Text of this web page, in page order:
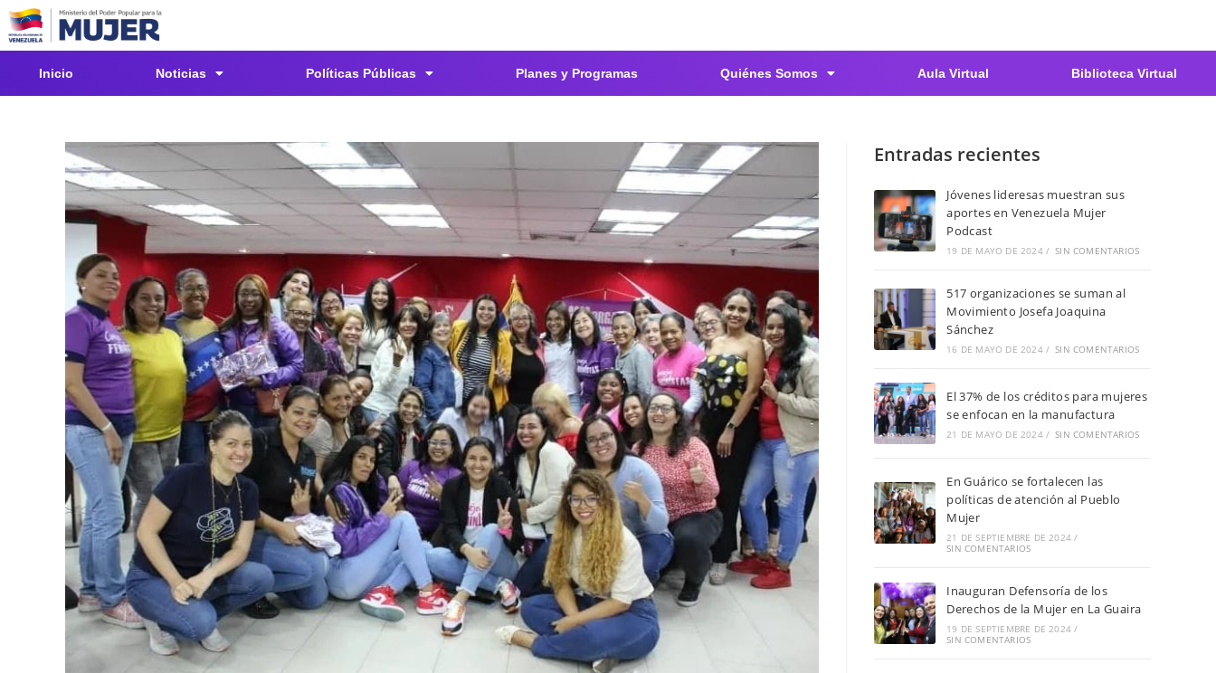
Inicio Noticias Políticas Públicas Planes y Programas Quiénes Somos Aula Virtual Biblioteca Virtual
Entradas recientes
Jóvenes lideresas muestran sus
aportes en Venezuela Mujer
Podcast
19 DE MAYO DE 2024 / SIN COMENTARIOS
517 organizaciones se suman al
Movimiento Josefa Joaquina
Sánchez
16 DE MAYO DE 2024 / SIN COMENTARIOS
El 37% de los créditos para mujeres
se enfocan en la manufactura
21 DE MAYO DE 2024 / SIN COMENTARIOS
En Guárico se fortalecen las
políticas de atención al Pueblo
Mujer
21 DE SEPTIEMBRE DE 2024 /
SIN COMENTARIOS
Inauguran Defensoría de los
Derechos de la Mujer en La Guaira
19 DE SEPTIEMBRE DE 2024 /
SIN COMENTARIOS